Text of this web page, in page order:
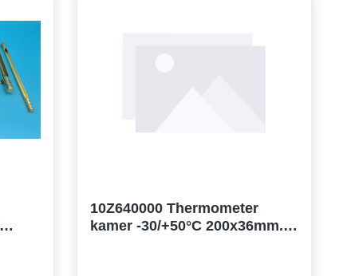
10Z640000 Thermometer
kamer -30/+50°C 200x36mm.